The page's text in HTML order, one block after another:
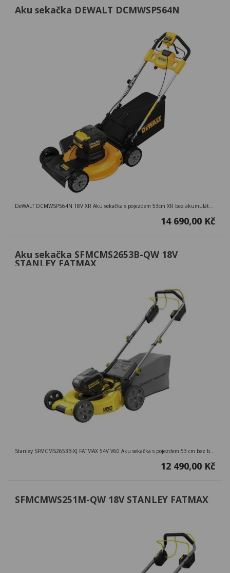
Aku sekačka DEWALT DCMWSP564N
DeWALT DCMWSP564N 18V XR Aku sekačka s pojezdem 53cm XR bez akumulátorů a nabíječky
14 690,00 Kč
Aku sekačka SFMCMS2653B-QW 18V
STANLEY FATMAX
Stanley SFMCMS2653B-XJ FATMAX 54V V60 Aku sekačka s pojezdem 53 cm bez baterie a nabíječky - vrácený nepoužitý přístroj ( poškozená originální krabice )
12 490,00 Kč
SFMCMWS251M-QW 18V STANLEY FATMAX